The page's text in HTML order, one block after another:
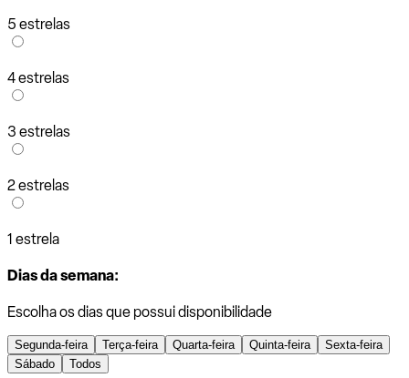
5 estrelas
4 estrelas
3 estrelas
2 estrelas
1 estrela
Dias da semana:
Escolha os dias que possui disponibilidade
Segunda-feira Terça-feira Quarta-feira Quinta-feira
Sexta-feira
Sábado
Todos